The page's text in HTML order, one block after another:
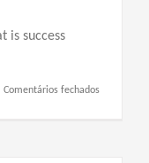
is success
Comentários fechadosem